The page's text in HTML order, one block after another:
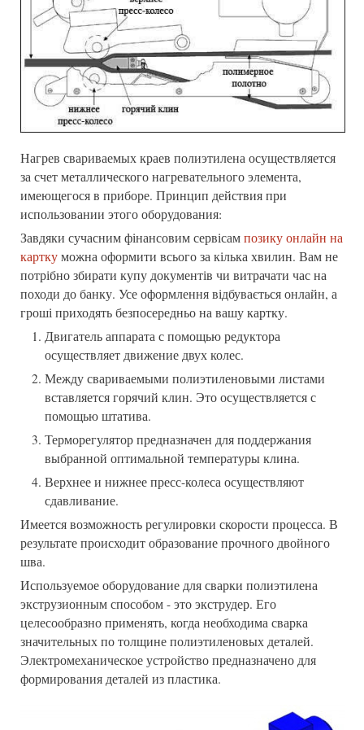
Нагрев свариваемых краев полиэтилена осуществляется
за счет металлического нагревательного элемента,
имеющегося в приборе. Принцип действия при
использовании этого оборудования:
Завдяки сучасним фінансовим сервісам позику онлайн на
картку можна оформити всього за кілька хвилин. Вам не
потрібно збирати купу документів чи витрачати час на
походи до банку. Усе оформлення відбувається онлайн, а
гроші приходять безпосередньо на вашу картку.
Двигатель аппарата с помощью редуктора
осуществляет движение двух колес.
Между свариваемыми полиэтиленовыми листами
вставляется горячий клин. Это осуществляется с
помощью штатива.
Терморегулятор предназначен для поддержания
выбранной оптимальной температуры клина.
Верхнее и нижнее пресс-колеса осуществляют
сдавливание.
Имеется возможность регулировки скорости процесса. В
результате происходит образование прочного двойного
шва.
Используемое оборудование для сварки полиэтилена
экструзионным способом - это экструдер. Его
целесообразно применять, когда необходима сварка
значительных по толщине полиэтиленовых деталей.
Электромеханическое устройство предназначено для
формирования деталей из пластика.